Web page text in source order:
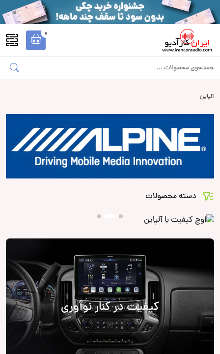
0
آلپاین
دسته محصولات
کیفیت در کنار نوآوری